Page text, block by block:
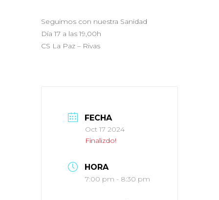
Seguimos con nuestra Sanidad
Día 17 a las 19,00h
CS La Paz – Rivas
FECHA
Oct 17 2024
Finalizdo!
HORA
7:00 pm - 8:30 pm